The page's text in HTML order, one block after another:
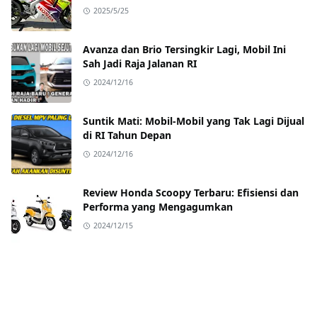
2025/5/25
Avanza dan Brio Tersingkir Lagi, Mobil Ini
Sah Jadi Raja Jalanan RI
2024/12/16
Suntik Mati: Mobil-Mobil yang Tak Lagi Dijual
di RI Tahun Depan
2024/12/16
Review Honda Scoopy Terbaru: Efisiensi dan
Performa yang Mengagumkan
2024/12/15